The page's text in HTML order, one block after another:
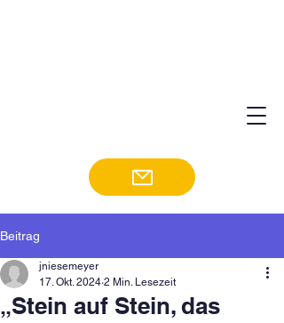
Beitrag
„Stein auf Stein, das
jniesemeyer
17. Okt. 2024 2 Min. Lesezeit